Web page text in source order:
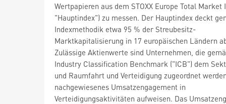
Wertpapieren aus dem STOXX Europe Total Market
"Hauptindex") zu messen. Der Hauptindex deckt
Indexmethodik etwa 95 % der Streubesitz-
Marktkapitalisierung in 17 europäischen Ländern
Zulässige Aktienwerte sind Unternehmen, die
Industry Classification Benchmark ("ICB") dem
und Raumfahrt und Verteidigung zugeordnet
nachgewiesenes Umsatzengagement in
Verteidigungsaktivitäten aufweisen. Das